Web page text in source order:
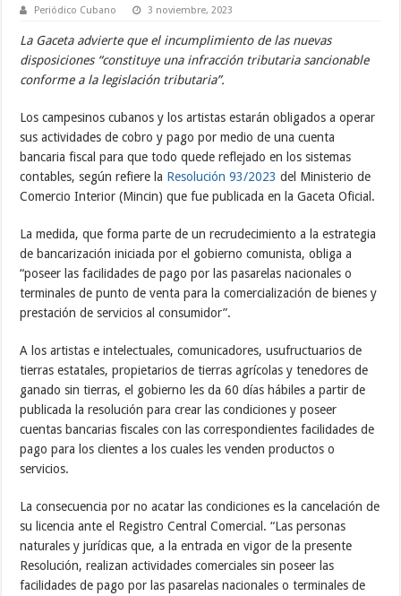
Periódico Cubano 3 noviembre, 2023
La Gaceta advierte que el incumplimiento de las nuevas
disposiciones “constituye una infracción tributaria sancionable
conforme a la legislación tributaria”.
Los campesinos cubanos y los artistas estarán obligados a operar
sus actividades de cobro y pago por medio de una cuenta
bancaria fiscal para que todo quede reflejado en los sistemas
contables, según refiere la Resolución 93/2023 del Ministerio de
Comercio Interior (Mincin) que fue publicada en la Gaceta Oficial.
La medida, que forma parte de un recrudecimiento a la estrategia
de bancarización iniciada por el gobierno comunista, obliga a
“poseer las facilidades de pago por las pasarelas nacionales o
terminales de punto de venta para la comercialización de bienes y
prestación de servicios al consumidor”.
A los artistas e intelectuales, comunicadores, usufructuarios de
tierras estatales, propietarios de tierras agrícolas y tenedores de
ganado sin tierras, el gobierno les da 60 días hábiles a partir de
publicada la resolución para crear las condiciones y poseer
cuentas bancarias fiscales con las correspondientes facilidades de
pago para los clientes a los cuales les venden productos o
servicios.
La consecuencia por no acatar las condiciones es la cancelación de
su licencia ante el Registro Central Comercial. “Las personas
naturales y jurídicas que, a la entrada en vigor de la presente
Resolución, realizan actividades comerciales sin poseer las
facilidades de pago por las pasarelas nacionales o terminales de